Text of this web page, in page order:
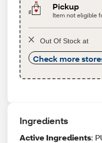
Pickup
Item not eligible
Out Of Stock at
Check more
Ingredients
Active Ingredients: